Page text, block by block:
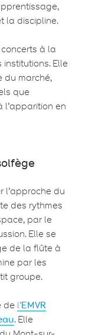
la discipline.
à la
Elle
du marché,
que
l’apparition en
l’approche du
des rythmes
par le
Elle se
de la flûte à
par les
groupe.
de l’EMVR
. Elle